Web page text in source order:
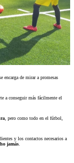
encarga de mirar a promesas
a conseguir más fácilmente el
, pero como todo en el fútbol,
y los contactos necesarios a
jamás.